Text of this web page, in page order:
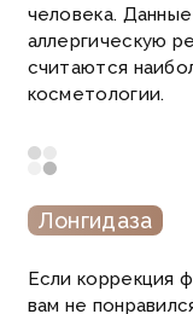
человека.
аллергическую
считаются
косметологии.
Лонгидаза
Если коррекция
вам не